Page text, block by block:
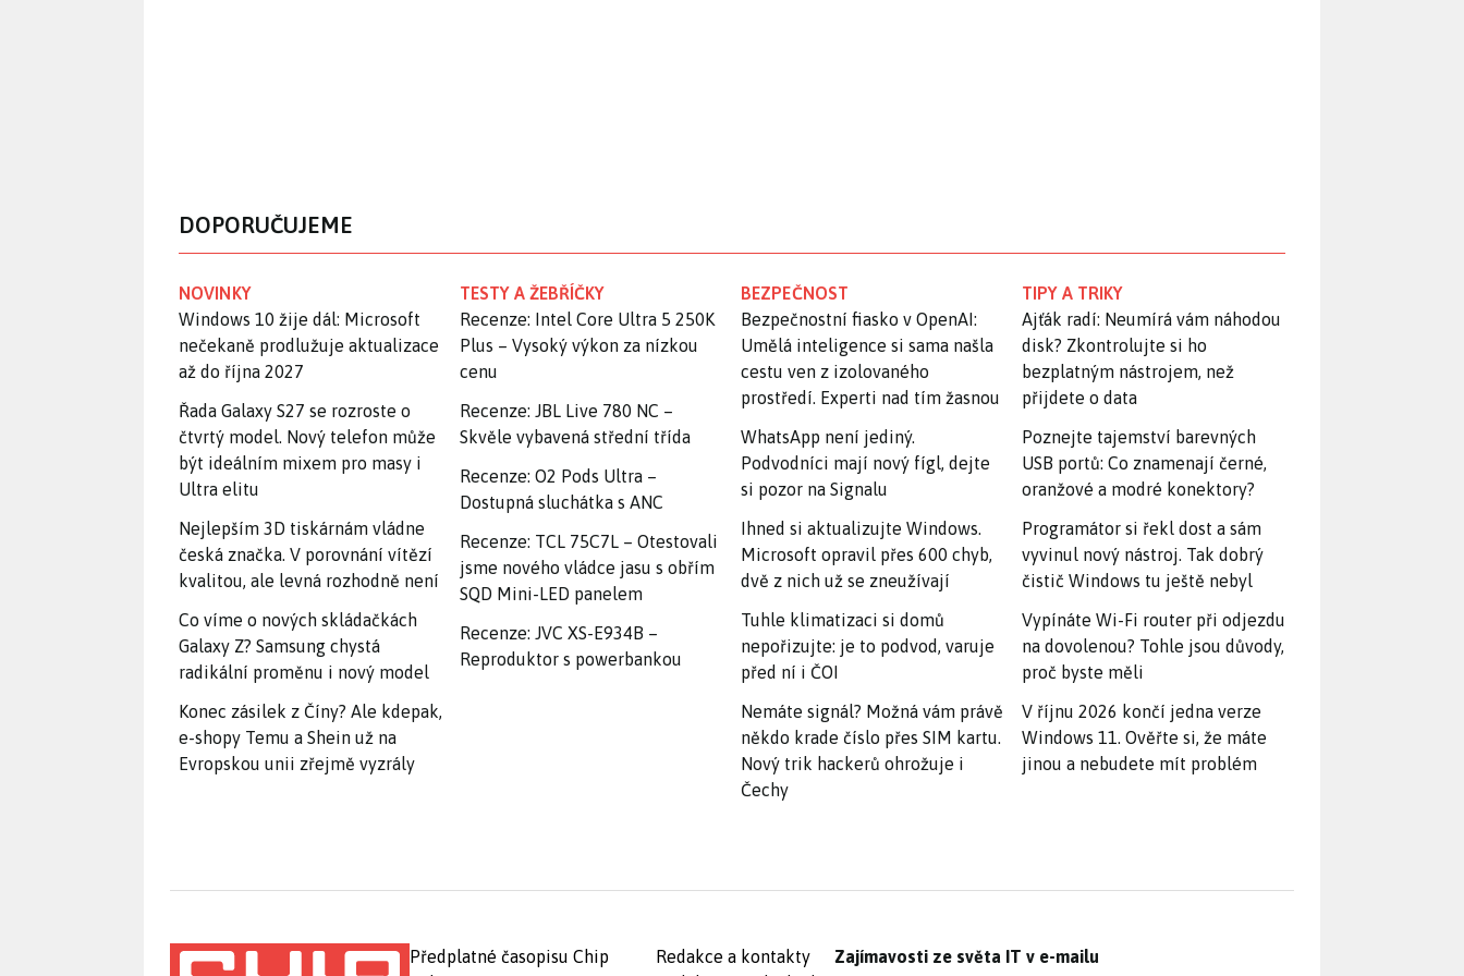
DOPORUČUJEME
NOVINKY
Windows 10 žije dál: Microsoft
nečekaně prodlužuje aktualizace
až do října 2027
Řada Galaxy S27 se rozroste o
čtvrtý model. Nový telefon může
být ideálním mixem pro masy i
Ultra elitu
Nejlepším 3D tiskárnám vládne
česká značka. V porovnání vítězí
kvalitou, ale levná rozhodně není
Co víme o nových skládačkách
Galaxy Z? Samsung chystá
radikální proměnu i nový model
Konec zásilek z Číny? Ale kdepak,
e-shopy Temu a Shein už na
Evropskou unii zřejmě vyzrály
TESTY A ŽEBŘÍČKY
Recenze: Intel Core Ultra 5 250K
Plus – Vysoký výkon za nízkou
cenu
Recenze: JBL Live 780 NC –
Skvěle vybavená střední třída
Recenze: O2 Pods Ultra –
Dostupná sluchátka s ANC
Recenze: TCL 75C7L – Otestovali
jsme nového vládce jasu s obřím
SQD Mini-LED panelem
Recenze: JVC XS-E934B –
Reproduktor s powerbankou
BEZPEČNOST
Bezpečnostní fiasko v OpenAI:
Umělá inteligence si sama našla
cestu ven z izolovaného
prostředí. Experti nad tím žasnou
WhatsApp není jediný.
Podvodníci mají nový fígl, dejte
si pozor na Signalu
Ihned si aktualizujte Windows.
Microsoft opravil přes 600 chyb,
dvě z nich už se zneužívají
Tuhle klimatizaci si domů
nepořizujte: je to podvod, varuje
před ní i ČOI
Nemáte signál? Možná vám právě
někdo krade číslo přes SIM kartu.
Nový trik hackerů ohrožuje i
Čechy
TIPY A TRIKY
Ajťák radí: Neumírá vám náhodou
disk? Zkontrolujte si ho
bezplatným nástrojem, než
přijdete o data
Poznejte tajemství barevných
USB portů: Co znamenají černé,
oranžové a modré konektory?
Programátor si řekl dost a sám
vyvinul nový nástroj. Tak dobrý
čistič Windows tu ještě nebyl
Vypínáte Wi-Fi router při odjezdu
na dovolenou? Tohle jsou důvody,
proč byste měli
V říjnu 2026 končí jedna verze
Windows 11. Ověřte si, že máte
jinou a nebudete mít problém
Předplatné časopisu Chip
Redakce a kontakty
Zajímavosti ze světa IT v e-mailu